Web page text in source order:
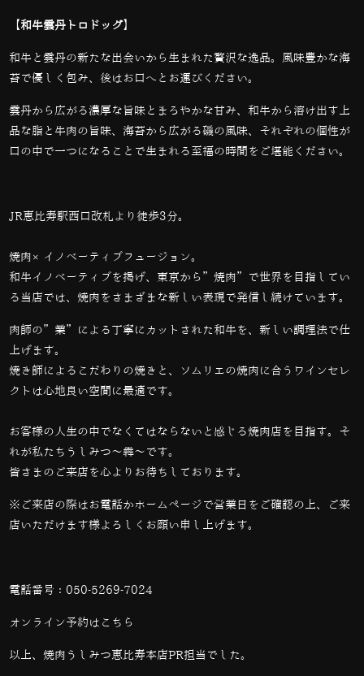
【和牛雲丹トロドッグ】
和牛と雲丹の新たな出会いから生まれた贅沢な逸品。風味豊かな海
苔で優しく包み、後はお口へとお運びください。
雲丹から広がる濃厚な旨味とまろやかな甘み、和牛から溶け出す上
品な脂と牛肉の旨味、海苔から広がる磯の風味、それぞれの個性が
口の中で一つになることで生まれる至福の時間をご堪能ください。
JR恵比寿駅西口改札より徒歩3分。
焼肉×イノベーティブフュージョン。
和牛イノベーティブを掲げ、東京から”焼肉”で世界を目指してい
る当店では、焼肉をさまざまな新しい表現で発信し続けています。
肉師の”業”による丁寧にカットされた和牛を、新しい調理法で仕
上げます。
焼き師によるこだわりの焼きと、ソムリエの焼肉に合うワインセレ
クトは心地良い空間に最適です。
お客様の人生の中でなくてはならないと感じる焼肉店を目指す。そ
れが私たちうしみつ～犇～です。
皆さまのご来店を心よりお待ちしております。
※ご来店の際はお電話かホームページで営業日をご確認の上、ご来
店いただけます様よろしくお願い申し上げます。
電話番号： 050-5269-7024
オンライン予約は こちら
以上、焼肉うしみつ恵比寿本店PR担当でした。